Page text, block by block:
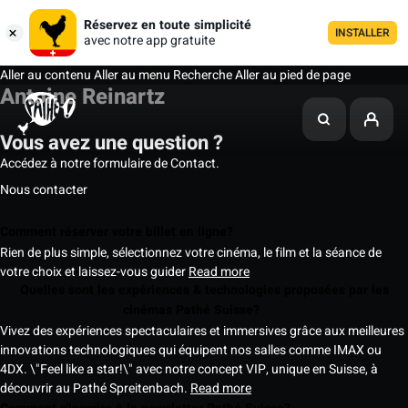
Réservez en toute simplicité
avec notre app gratuite
INSTALLER
Aller au contenuAller au menu RechercheAller au pied de page
Antoine Reinartz
Vous avez une question ?
Accédez à notre formulaire de Contact.
Nous contacter
Rien de plus simple, sélectionnez votre cinéma, le film et la séance de
votre choix et laissez-vous guiderRead more
Vivez des expériences spectaculaires et immersives grâce aux meilleures
innovations technologiques qui équipent nos salles comme IMAX ou
4DX. \"Feel like a star!\" avec notre concept VIP, unique en Suisse, à
découvrir au Pathé Spreitenbach. Read more